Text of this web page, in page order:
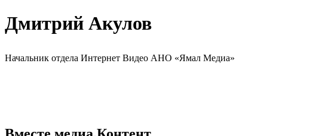
Дмитрий Акулов
Начальник отдела Интернет Видео АНО «Ямал Медиа»